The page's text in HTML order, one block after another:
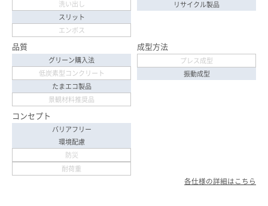
洗い出し
スリット
エンボス
リサイクル製品
品質
グリーン購入法
低炭素型コンクリート
たまエコ製品
景観材料推奨品
成型方法
プレス成型
振動成型
コンセプト
バリアフリー
環境配慮
防災
耐荷重
各仕様の詳細はこちら